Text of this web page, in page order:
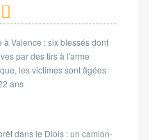
à Valence : six blessés dont
par des tirs à l'arme
les victimes sont âgées
ans
dans le Diois : un camion-